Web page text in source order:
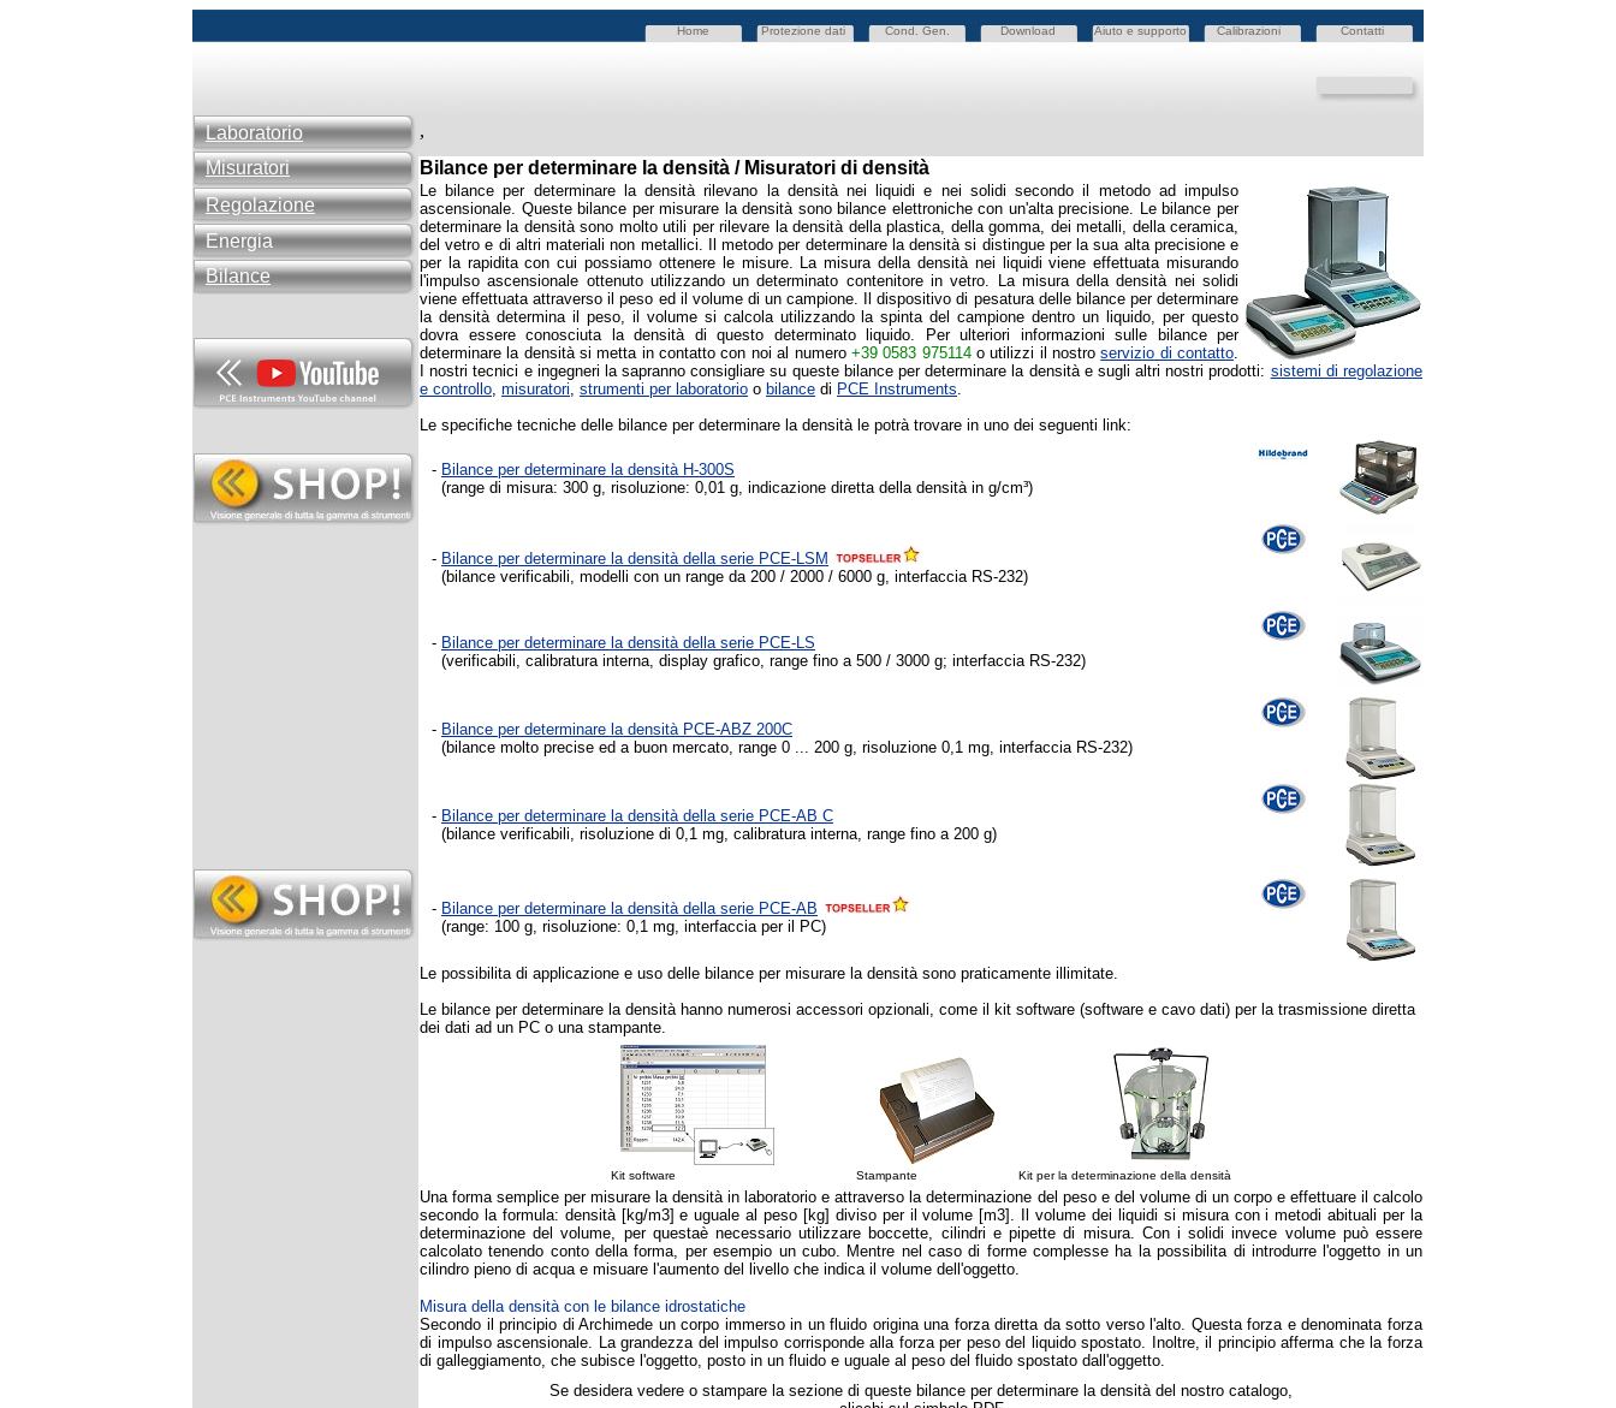
Home Protezione dati Cond. Gen. Download Aiuto e supporto Calibrazioni Contatti
Laboratorio
Misuratori
Regolazione
Energia
Bilance
,
Bilance per determinare la densità / Misuratori di densità
Le bilance per determinare la densità rilevano la densità nei liquidi e nei solidisecondo il metodo ad impulso
ascensionale. Queste bilance per misurare la densità sono bilance elettroniche con un'alta precisione. Le bilance per
determinare la densità sono molto utili per rilevare la densità della plastica, della gomma, dei metalli, della ceramica,
del vetro e di altri materiali non metallici. Il metodo per determinare la densità si distingue per la sua alta precisione e
per la rapidita con cui possiamo ottenere le misure. La misura della densità nei liquidi viene effettuata misurando
l'impulso ascensionale ottenuto utilizzando un determinato contenitore in vetro. La misura della densità nei solidi
viene effettuata attraverso il peso ed il volume di un campione. Il dispositivo di pesatura delle bilance per determinare
la densità determina il peso, il volume si calcola utilizzando la spinta del campione dentro un liquido, per questo
dovra essere conosciuta la densità di questo determinato liquido.
Per ulteriori informazioni sulle bilance per
determinare la densitàsi metta in contatto con noi al numero +39 0583 975114o utilizzi il nostroservizio di contatto.
I nostri tecnici e ingegneri la sapranno consigliare su queste bilance per determinare la densità e sugli altri nostri prodotti: sistemi di regolazione
e controllo, misuratori, strumenti per laboratorio o bilance di PCE Instruments.
Le specifiche tecniche delle bilance per determinare la densità le potrà trovare in uno dei seguenti link:
- Bilance per determinare la densità H-300S
(range di misura: 300 g, risoluzione: 0,01 g, indicazione diretta della densità in g/cm³)
- Bilance per determinare la densità della serie PCE-LSM
(bilance verificabili, modelli con un range da 200 / 2000 / 6000 g, interfaccia RS-232)
- Bilance per determinare la densità della serie PCE-LS
(verificabili, calibratura interna, display grafico, range fino a 500 / 3000 g; interfaccia RS-232)
- Bilance per determinare la densità PCE-ABZ 200C
(bilance molto precise ed a buon mercato, range 0 ... 200 g, risoluzione 0,1 mg, interfaccia RS-232)
- Bilance per determinare la densità della serie PCE-AB C
(bilance verificabili, risoluzione di 0,1 mg, calibratura interna, range fino a 200 g)
- Bilance per determinare la densità della serie PCE-AB
(range: 100 g, risoluzione: 0,1 mg, interfaccia per il PC)
Le possibilita di applicazione e uso delle bilance per misurare la densità sono praticamente illimitate.
Le bilance per determinare la densità hanno numerosi accessori opzionali, come il kit software (software e cavo dati) per la trasmissione diretta
dei dati ad un PC o una stampante.
Kit software Stampante Kit per la determinazione della densità
Una forma semplice per misurare la densità in laboratorio e attraverso la determinazione del peso e del volume di un corpo e effettuare il calcolo
secondo la formula: densità [kg/m3] e uguale al peso [kg] diviso per il volume [m3]. Il volume dei liquidi si misura con i metodi abituali per la
determinazione del volume, per questaè necessario utilizzare boccette, cilindri e pipette di misura. Con i solidi invece volume può essere
calcolato tenendo conto della forma, per esempio un cubo. Mentre nel caso di forme complesse ha la possibilita di introdurre l'oggetto in un
cilindro pieno di acqua e misuare l'aumento del livello che indica il volume dell'oggetto.
Misura della densità con le bilance idrostatiche
Secondo il principio di Archimede un corpo immerso in un fluido origina una forza diretta da sotto verso l'alto. Questa forza e denominata forza
di impulso ascensionale. La grandezza del impulso corrisponde alla forza per peso del liquido spostato. Inoltre, il principio afferma che la forza
di galleggiamento, che subisce l'oggetto, posto in un fluido e uguale al peso del fluido spostato dall'oggetto.
Se desidera vedere o stampare la sezione di queste bilance per determinare la densità del nostro catalogo,